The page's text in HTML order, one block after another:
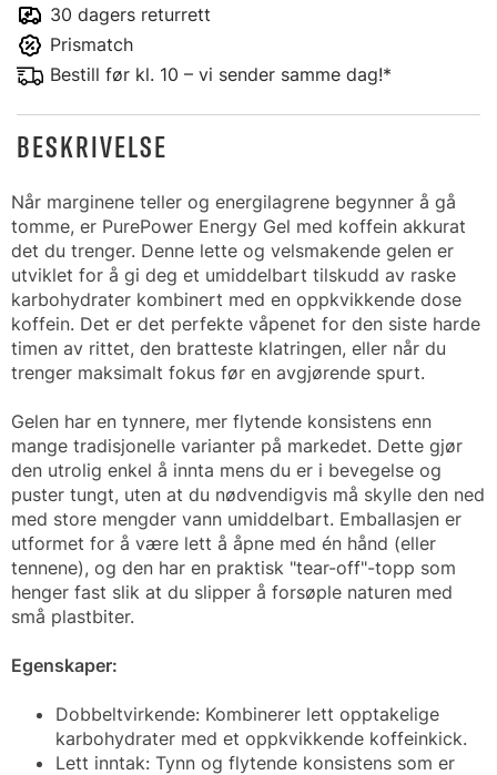
30 dagers returrett
Prismatch
Bestill før kl. 10 – vi sender samme dag!*
BESKRIVELSE
Når marginene teller og energilagrene begynner å gå
tomme, er PurePower Energy Gel med koffein akkurat
det du trenger. Denne lette og velsmakende gelen er
utviklet for å gi deg et umiddelbart tilskudd av raske
karbohydrater kombinert med en oppkvikkende dose
koffein. Det er det perfekte våpenet for den siste harde
timen av rittet, den bratteste klatringen, eller når du
trenger maksimalt fokus før en avgjørende spurt.
Gelen har en tynnere, mer flytende konsistens enn
mange tradisjonelle varianter på markedet. Dette gjør
den utrolig enkel å innta mens du er i bevegelse og
puster tungt, uten at du nødvendigvis må skylle den ned
med store mengder vann umiddelbart. Emballasjen er
utformet for å være lett å åpne med én hånd (eller
tennene), og den har en praktisk "tear-off"-topp som
henger fast slik at du slipper å forsøple naturen med
små plastbiter.
Egenskaper:
Dobbeltvirkende: Kombinerer lett opptakelige
karbohydrater med et oppkvikkende koffeinkick.
Lett inntak: Tynn og flytende konsistens som er